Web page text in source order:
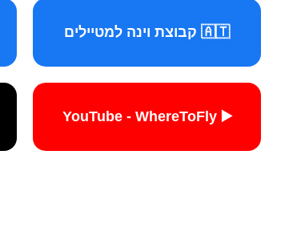
🇦🇹 קבוצת וינה למטיילים
▶️ YouTube - WhereToFly